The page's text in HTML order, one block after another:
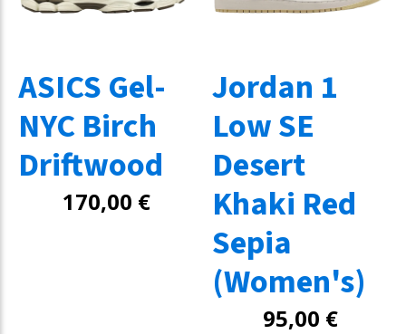
ASICS Gel-
NYC Birch
Driftwood
170,00 €
Jordan 1
Low SE
Desert
Khaki Red
Sepia
(Women's)
95,00 €